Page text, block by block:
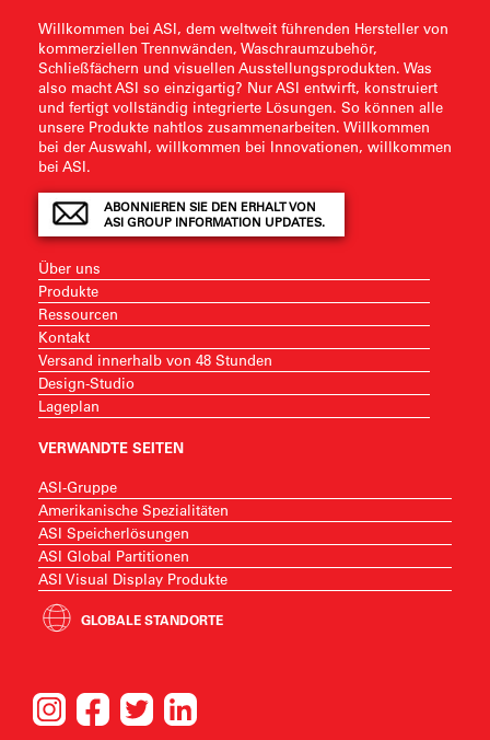
Willkommen bei ASI, dem weltweit führenden Hersteller von
kommerziellen Trennwänden, Waschraumzubehör,
Schließfächern und visuellen Ausstellungsprodukten. Was
also macht ASI so einzigartig? Nur ASI entwirft, konstruiert
und fertigt vollständig integrierte Lösungen. So können alle
unsere Produkte nahtlos zusammenarbeiten. Willkommen
bei der Auswahl, willkommen bei Innovationen, willkommen
bei ASI.
ABONNIEREN SIE DEN ERHALT VON
ASI GROUP INFORMATION UPDATES.
Über uns
Produkte
Ressourcen
Kontakt
Versand innerhalb von 48 Stunden
Design-Studio
Lageplan
VERWANDTE SEITEN
ASI-Gruppe
Amerikanische Spezialitäten
ASI Speicherlösungen
ASI Global Partitionen
ASI Visual Display Produkte
GLOBALE STANDORTE